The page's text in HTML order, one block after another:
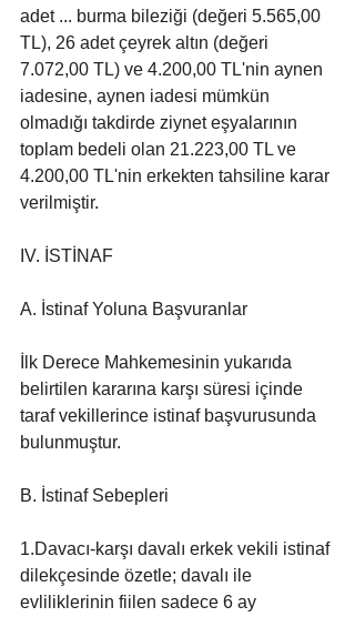
adet ... burma bileziği (değeri 5.565,00
TL), 26 adet çeyrek altın (değeri
7.072,00 TL) ve 4.200,00 TL'nin aynen
iadesine, aynen iadesi mümkün
olmadığı takdirde ziynet eşyalarının
toplam bedeli olan 21.223,00 TL ve
4.200,00 TL'nin erkekten tahsiline karar
verilmiştir.
IV. İSTİNAF
A. İstinaf Yoluna Başvuranlar
İlk Derece Mahkemesinin yukarıda
belirtilen kararına karşı süresi içinde
taraf vekillerince istinaf başvurusunda
bulunmuştur.
B. İstinaf Sebepleri
1.Davacı-karşı davalı erkek vekili istinaf
dilekçesinde özetle; davalı ile
evliliklerinin fiilen sadece 6 ay